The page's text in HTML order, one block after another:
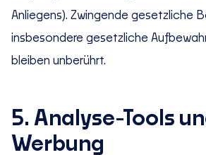
Anliegens). Zwingende gesetzliche
insbesondere gesetzliche
bleiben unberührt.
5. Analyse-Tools
Werbung